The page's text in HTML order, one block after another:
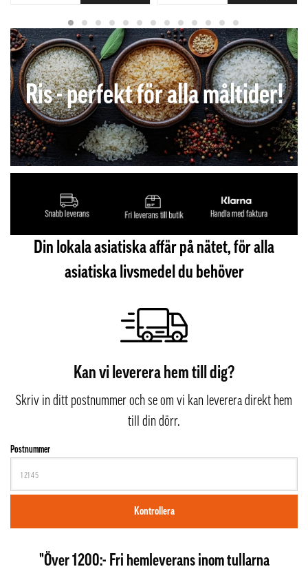
Ris - perfekt för alla måltider!
Din lokala asiatiska affär på nätet, för alla
asiatiska livsmedel du behöver
Kan vi leverera hem till dig?
Skriv in ditt postnummer och se om vi kan leverera direkt hem
till din dörr.
Postnummer
Kontrollera
"Över 1200:- Fri hemleverans inom tullarna